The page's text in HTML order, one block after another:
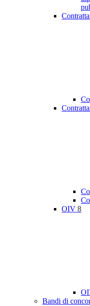
OIV 8
Bandi di